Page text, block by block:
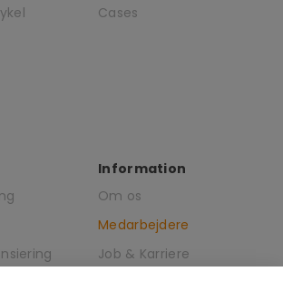
Cases
Information
Om os
Medarbejdere
Job & Karriere